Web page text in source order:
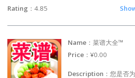
Rating ：4.85
Name ：菜
Price ：¥0.00
Description ：您是否